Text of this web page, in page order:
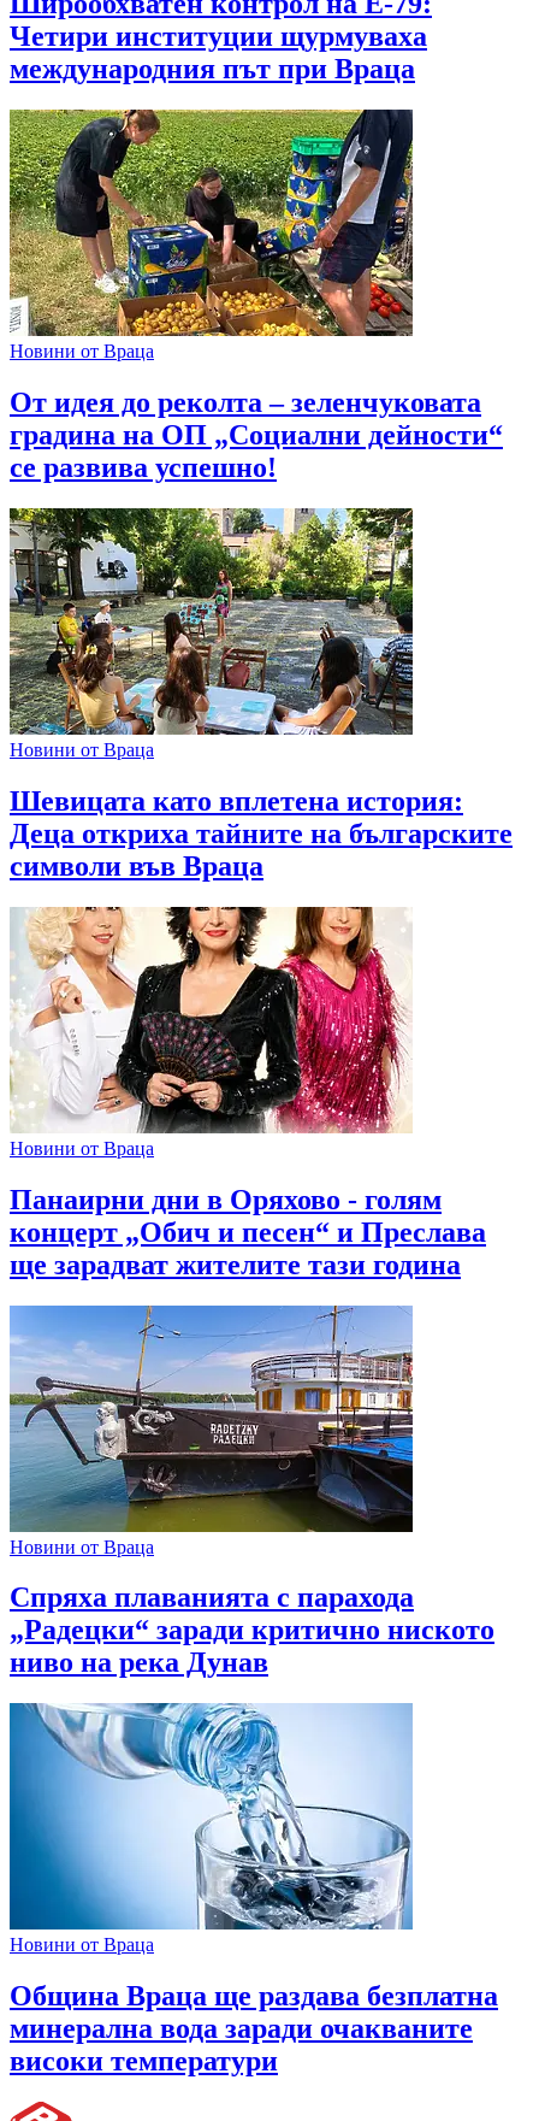
Четири институции щурмуваха
международния път при Враца
Новини от Враца
От идея до реколта – зеленчуковата
градина на ОП „Социални дейности“
се развива успешно!
Новини от Враца
Шевицата като вплетена история:
Деца откриха тайните на българските
символи във Враца
Новини от Враца
Панаирни дни в Оряхово - голям
концерт „Обич и песен“ и Преслава
ще зарадват жителите тази година
Новини от Враца
Спряха плаванията с парахода
„Радецки“ заради критично ниското
ниво на река Дунав
Новини от Враца
Община Враца ще раздава безплатна
минерална вода заради очакваните
високи температури